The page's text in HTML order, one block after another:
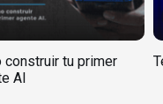
construir tu primer
AI